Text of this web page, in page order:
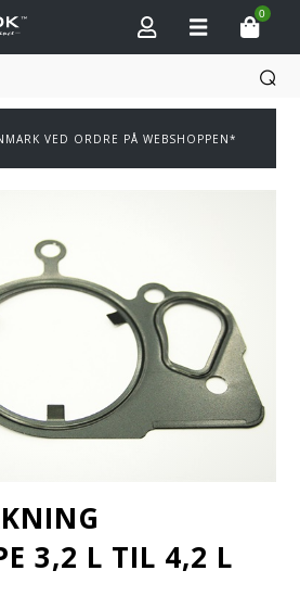
0
VED ORDRE PÅ WEBSHOPPEN*
3,2 L TIL 4,2 L